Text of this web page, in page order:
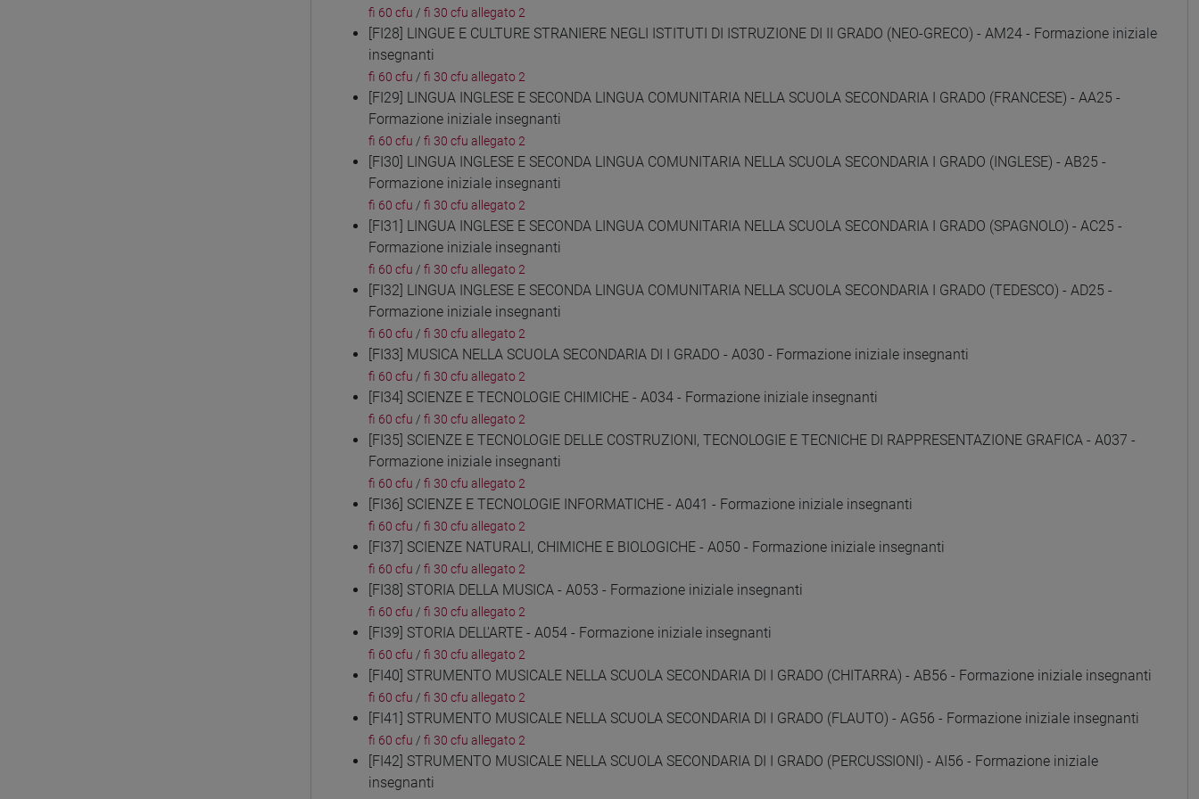
fi 60 cfu / fi 30 cfu allegato 2
[FI28] LINGUE E CULTURE STRANIERE NEGLI ISTITUTI DI ISTRUZIONE DI II GRADO (NEO-GRECO) - AM24 - Formazione iniziale
insegnanti
fi 60 cfu / fi 30 cfu allegato 2
[FI29] LINGUA INGLESE E SECONDA LINGUA COMUNITARIA NELLA SCUOLA SECONDARIA I GRADO (FRANCESE) - AA25 -
Formazione iniziale insegnanti
fi 60 cfu / fi 30 cfu allegato 2
[FI30] LINGUA INGLESE E SECONDA LINGUA COMUNITARIA NELLA SCUOLA SECONDARIA I GRADO (INGLESE) - AB25 -
Formazione iniziale insegnanti
fi 60 cfu / fi 30 cfu allegato 2
[FI31] LINGUA INGLESE E SECONDA LINGUA COMUNITARIA NELLA SCUOLA SECONDARIA I GRADO (SPAGNOLO) - AC25 -
Formazione iniziale insegnanti
fi 60 cfu / fi 30 cfu allegato 2
[FI32] LINGUA INGLESE E SECONDA LINGUA COMUNITARIA NELLA SCUOLA SECONDARIA I GRADO (TEDESCO) - AD25 -
Formazione iniziale insegnanti
fi 60 cfu / fi 30 cfu allegato 2
[FI33] MUSICA NELLA SCUOLA SECONDARIA DI I GRADO - A030 - Formazione iniziale insegnanti
fi 60 cfu / fi 30 cfu allegato 2
[FI34] SCIENZE E TECNOLOGIE CHIMICHE - A034 - Formazione iniziale insegnanti
fi 60 cfu / fi 30 cfu allegato 2
[FI35] SCIENZE E TECNOLOGIE DELLE COSTRUZIONI, TECNOLOGIE E TECNICHE DI RAPPRESENTAZIONE GRAFICA - A037 -
Formazione iniziale insegnanti
fi 60 cfu / fi 30 cfu allegato 2
[FI36] SCIENZE E TECNOLOGIE INFORMATICHE - A041 - Formazione iniziale insegnanti
fi 60 cfu / fi 30 cfu allegato 2
[FI37] SCIENZE NATURALI, CHIMICHE E BIOLOGICHE - A050 - Formazione iniziale insegnanti
fi 60 cfu / fi 30 cfu allegato 2
[FI38] STORIA DELLA MUSICA - A053 - Formazione iniziale insegnanti
fi 60 cfu / fi 30 cfu allegato 2
[FI39] STORIA DELL'ARTE - A054 - Formazione iniziale insegnanti
fi 60 cfu / fi 30 cfu allegato 2
[FI40] STRUMENTO MUSICALE NELLA SCUOLA SECONDARIA DI I GRADO (CHITARRA) - AB56 - Formazione iniziale insegnanti
fi 60 cfu / fi 30 cfu allegato 2
[FI41] STRUMENTO MUSICALE NELLA SCUOLA SECONDARIA DI I GRADO (FLAUTO) - AG56 - Formazione iniziale insegnanti
fi 60 cfu / fi 30 cfu allegato 2
[FI42] STRUMENTO MUSICALE NELLA SCUOLA SECONDARIA DI I GRADO (PERCUSSIONI) - AI56 - Formazione iniziale
insegnanti